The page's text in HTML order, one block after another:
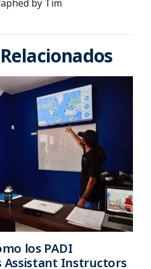
by Tim
los PADI
Assistant Instructors